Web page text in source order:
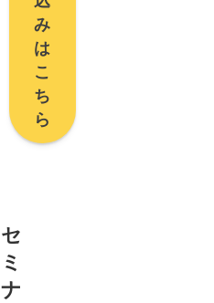
み
は
こ
ち
ら
セ
ミ
ナ